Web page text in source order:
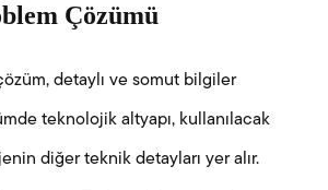
Çözümü
detaylı ve somut bilgiler
teknolojik altyapı, kullanılacak
diğer teknik detayları yer alır.